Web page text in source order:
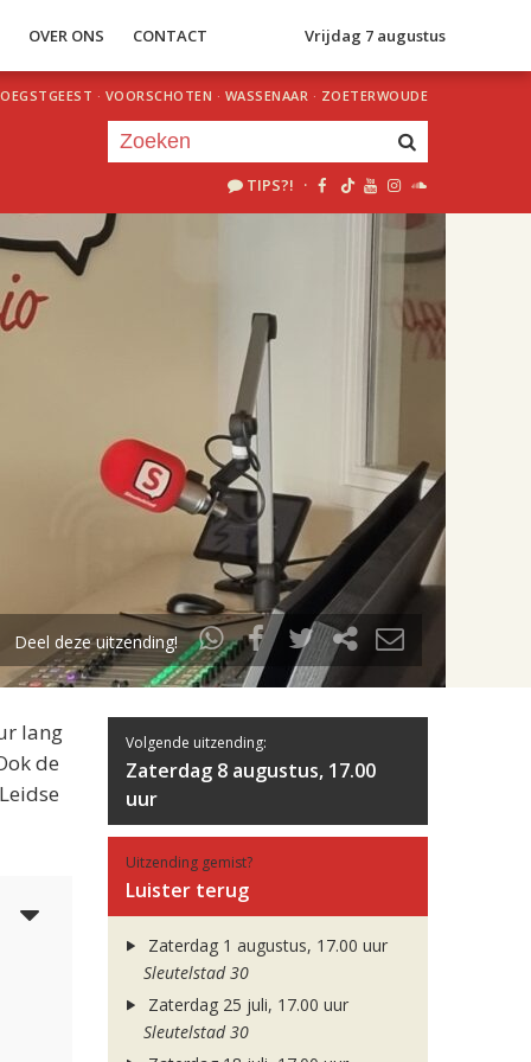
OVER ONS CONTACT Vrijdag 7 augustus
OEGSTGEEST · VOORSCHOTEN · WASSENAAR · ZOETERWOUDE
TIPS?! ·
uur 1 van 2
Volgend uur
Deel deze uitzending!
lang
de
Volgende uitzending:
Zaterdag 8 augustus, 17.00
uur
Uitzending gemist?
Luister terug
Zaterdag 1 augustus, 17.00 uur
Sleutelstad 30
Zaterdag 25 juli, 17.00 uur
Sleutelstad 30